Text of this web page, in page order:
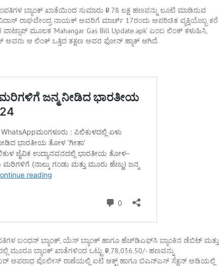
ಬ್ಯಾಂಕ್‌ ಖಾತೆಯಿಂದ ಸುಮಾರು ₹9.78 ಲಕ್ಷ ಹಣವನ್ನು ಲೂಟಿ ಮಾಡಿರುವ
ರಾಘವೇಂದ್ರ ನಾಯಕ್‌ ಅವರಿಗೆ ಮಾರ್ಚ್ 17ರಂದು ಅಪರಿಚಿತ ವ್ಯಕ್ತಿಯೊಬ್ಬ ಕರೆ
ಮೂಲಕ ‘Mahangar Gas Bill Update.apk’ ಎಂಬ ಲಿಂಕ್‌ ಕಳುಹಿಸಿ,
ಆ ಲಿಂಕ್‌ ಒತ್ತಿದ ತಕ್ಷಣ ಅವರ ಫೋನ್‌ ಹ್ಯಾಕ್‌ ಆಗಿದೆ.
ಬಂಧನ್‌ ಬ್ಯಾಂಕ್‌, ಯೆಸ್‌ ಬ್ಯಾಂಕ್‌ ಹಾಗೂ ಹೆಚ್‌ಡಿಎಫ್‌ಸಿ ಬ್ಯಾಂಕಿನ ಡೆಬಿಟ್‌ ಮತ್ತು
ಮೂರೂ ಬ್ಯಾಂಕ್‌ ಖಾತೆಗಳಿಂದ ಒಟ್ಟು ₹9,78,036.50/- ಹಣವನ್ನು
ಅಪರಾಧ ಪೊಲೀಸ್‌ ಠಾಣೆಯಲ್ಲಿ ಐಟಿ ಆಕ್ಟ್‌ ಹಾಗೂ ಬಿಎನ್‌ಎಸ್‌ ಸೆಕ್ಷನ್‌ ಅಡಿಯಲ್ಲಿ